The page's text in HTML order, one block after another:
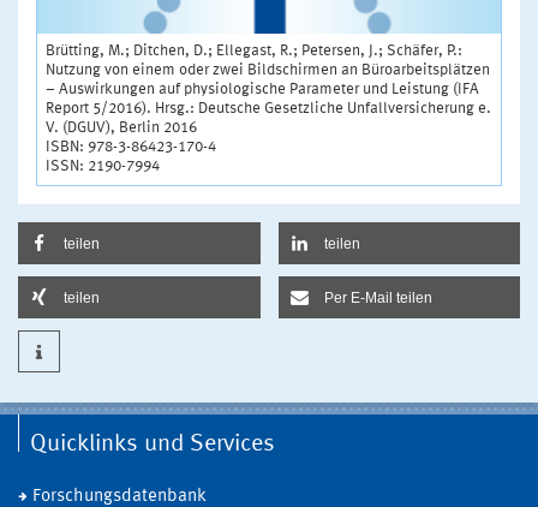
Brütting, M.; Ditchen, D.; Ellegast, R.; Petersen, J.; Schäfer, P.:
Nutzung von einem oder zwei Bildschirmen an Büroarbeitsplätzen
– Auswirkungen auf physiologische Parameter und Leistung (IFA
Report 5/2016). Hrsg.: Deutsche Gesetzliche Unfallversicherung e.
V. (DGUV), Berlin 2016
ISBN: 978-3-86423-170-4
ISSN: 2190-7994
teilen teilen
teilen Per E-Mail teilen
Quicklinks und Services
Forschungsdatenbank